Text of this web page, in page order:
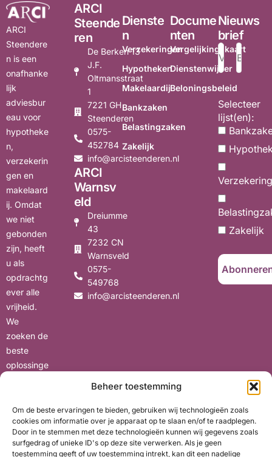
Beheer toestemming
Om de beste ervaringen te bieden, gebruiken wij technologieën zoals
cookies om informatie over je apparaat op te slaan en/of te raadplegen.
Door in te stemmen met deze technologieën kunnen wij gegevens zoals
surfgedrag of unieke ID's op deze site verwerken. Als je geen
toestemming geeft of uw toestemming intrekt, kan dit een nadelige
ARCI
Steendere
n is een
onafhanke
lijk
adviesbur
eau voor
hypotheke
n,
verzekerin
gen en
makelaard
ij. Omdat
we niet
gebonden
zijn, heeft
u als
opdrachtg
ever alle
vrijheid.
We
zoeken de
beste
oplossinge
met oog
voor uw
wensen en
belangen.
ARCI
Steende
ren
De Berken 13
J.F.
Oltmansstraat
1
7221 GH
Steenderen
0575-
452784
info@arcisteenderen.nl
ARCI
Warnsv
eld
Dreiumme
43
7232 CN
Warnsveld
0575-
549768
info@arcisteenderen.nl
Dienste
n
Verzekeringen
Hypotheken
Makelaardij
Bankzaken
Belastingzaken
Zakelijk
Docume
nten
Vergelijkingskaart
Dienstenwijzer
Beloningsbeleid
Nieuws
brief
Selecteer
lijst(en):
Zakelijk